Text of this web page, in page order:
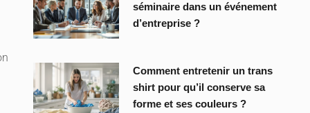
séminaire dans un événement
d’entreprise ?
Comment entretenir un trans
shirt pour qu’il conserve sa
forme et ses couleurs ?